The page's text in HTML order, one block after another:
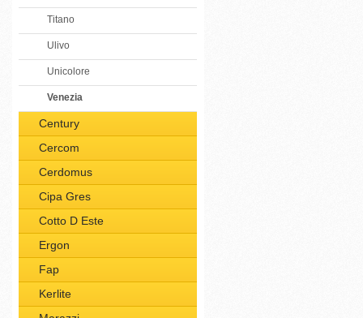
Titano
Ulivo
Unicolore
Venezia
Century
Cercom
Cerdomus
Cipa Gres
Cotto D Este
Ergon
Fap
Kerlite